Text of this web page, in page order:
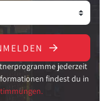
jederzeit
findest du in